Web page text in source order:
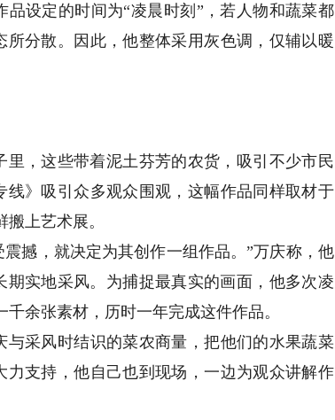
设定的时间为“凌晨时刻”，若人物和蔬菜都
分散。因此，他整体采用灰色调，仅辅以暖
这些带着泥土芬芳的农货，吸引不少市民
》吸引众多观众围观，这幅作品同样取材于
上艺术展。
撼，就决定为其创作一组作品。”万庆称，他
实地采风。为捕捉最真实的画面，他多次凌
余张素材，历时一年完成这件作品。
采风时结识的菜农商量，把他们的水果蔬菜
支持，他自己也到现场，一边为观众讲解作